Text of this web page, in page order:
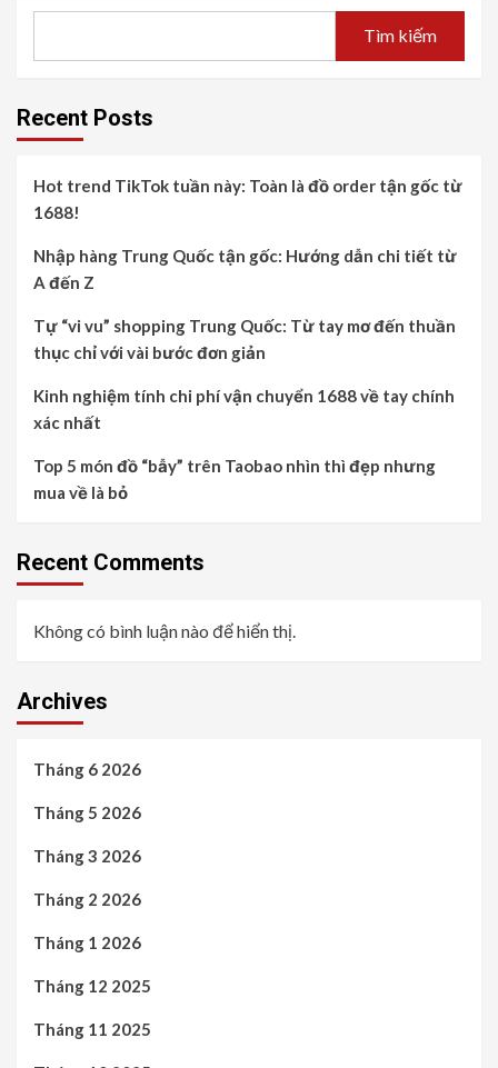
Tìm kiếm
Recent Posts
Hot trend TikTok tuần này: Toàn là đồ order tận gốc từ
1688!
Nhập hàng Trung Quốc tận gốc: Hướng dẫn chi tiết từ
A đến Z
Tự “vi vu” shopping Trung Quốc: Từ tay mơ đến thuần
thục chỉ với vài bước đơn giản
Kinh nghiệm tính chi phí vận chuyển 1688 về tay chính
xác nhất
Top 5 món đồ “bẫy” trên Taobao nhìn thì đẹp nhưng
mua về là bỏ
Recent Comments
Không có bình luận nào để hiển thị.
Archives
Tháng 6 2026
Tháng 5 2026
Tháng 3 2026
Tháng 2 2026
Tháng 1 2026
Tháng 12 2025
Tháng 11 2025